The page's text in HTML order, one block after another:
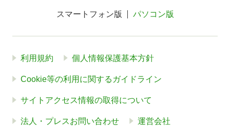
スマートフォン版 パソコン版
利用規約 個人情報保護基本方針
Cookie等の利用に関するガイドライン
サイトアクセス情報の取得について
法人・プレスお問い合わせ 運営会社